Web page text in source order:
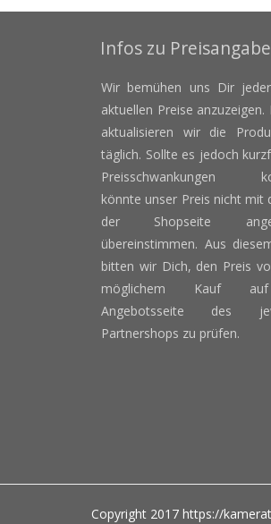
Infos zu
Wir bemühen uns Dir
aktuellen Preise anzuzeigen.
aktualisieren wir die
täglich. Sollte es jedoch
Preisschwankungen
könnte unser Preis nicht mit
der Shopseite
übereinstimmen. Aus
bitten wir Dich, den Preis
möglichem Kauf
Angebotsseite des
Partnershops zu prüfen.
Copyright 2017 https://